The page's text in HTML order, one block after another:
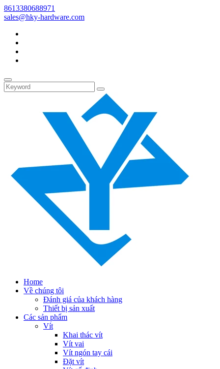
8613380688971
sales@hky-hardware.com
Home
Về chúng tôi
Đánh giá của khách hàng
Thiết bị sản xuất
Các sản phẩm
Vít
Khai thác vít
Vít vai
Vít ngón tay cái
Đặt vít